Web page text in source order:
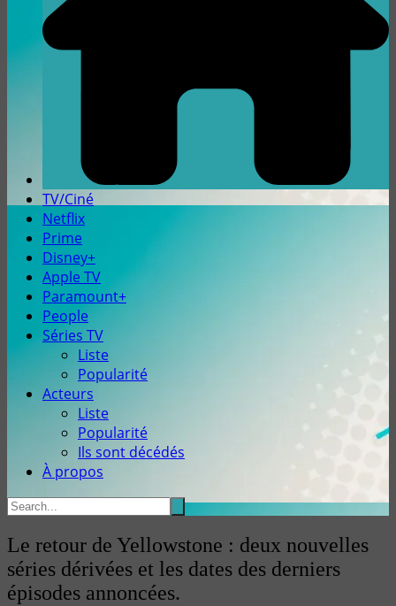
TV/Ciné
Netflix
Prime
Disney+
Apple TV
Paramount+
People
Séries TV
Liste
Popularité
Acteurs
Liste
Popularité
Ils sont décédés
À propos
Le retour de Yellowstone : deux nouvelles
séries dérivées et les dates des derniers
épisodes annoncées.